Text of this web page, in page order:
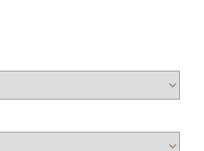
marinhas, algas secas e
de barrar
e sêmolas